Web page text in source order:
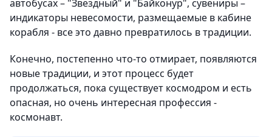
автобусах – "Звездный" и "Байконур", сувениры –
индикаторы невесомости, размещаемые в кабине
корабля - все это давно превратилось в традиции.
Конечно, постепенно что-то отмирает, появляются
новые традиции, и этот процесс будет
продолжаться, пока существует космодром и есть
опасная, но очень интересная профессия -
космонавт.